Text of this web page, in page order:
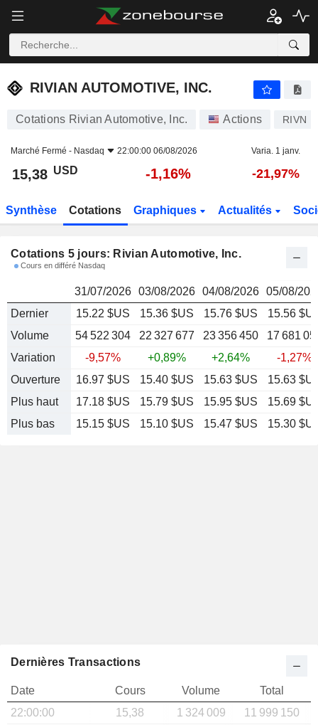
RIVIAN AUTOMOTIVE, INC. 15,38
RIVIAN AUTOMOTIVE, INC.
Cotations Rivian Automotive, Inc. Actions RIVN
Marché Fermé - Nasdaq 22:00:00 06/08/2026 Varia. 1 janv.
15,38 USD -1,16% -21,97%
Synthèse Cotations Graphiques Actualités
Cotations 5 jours: Rivian Automotive, Inc.
Cours en différé Nasdaq
31/07/2026 03/08/2026 04/08/2026 05/08/
Dernier
15.22 $US 15.36 $US 15.76 $US
15.56
Volume
54 522 304 22 327 677 23 356 450
17 681
Variation
-9,57% +0,89% +2,64%
-1,27%
Ouverture
16.97 $US 15.40 $US 15.63 $US
15.63
Plus haut
17.18 $US 15.79 $US 15.95 $US
15.69
Plus bas
15.15 $US 15.10 $US 15.47 $US 15.30
Dernières Transactions
Date Cours Volume
Total
22:00:00
15,38 1 324 009
11 999 150